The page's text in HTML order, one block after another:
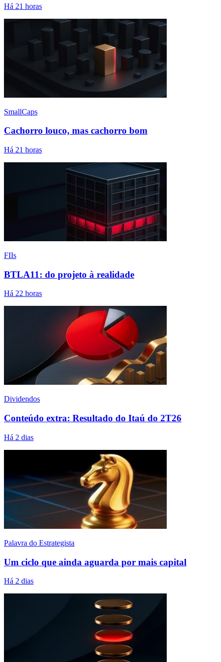
Há 21 horas
SmallCaps
Cachorro louco, mas cachorro bom
Há 21 horas
FIIs
BTLA11: do projeto à realidade
Há 22 horas
Dividendos
Conteúdo extra: Resultado do Itaú do 2T26
Há 2 dias
Palavra do Estrategista
Um ciclo que ainda aguarda por mais capital
Há 2 dias